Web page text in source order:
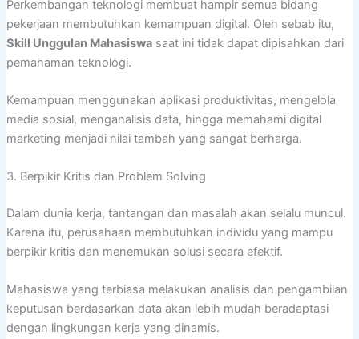
Perkembangan teknologi membuat hampir semua bidang
pekerjaan membutuhkan kemampuan digital. Oleh sebab itu,
Skill Unggulan Mahasiswasaat ini tidak dapat dipisahkan dari
pemahaman teknologi.
Kemampuan menggunakan aplikasi produktivitas, mengelola
media sosial, menganalisis data, hingga memahami digital
marketing menjadi nilai tambah yang sangat berharga.
3. Berpikir Kritis dan Problem Solving
Dalam dunia kerja, tantangan dan masalah akan selalu muncul.
Karena itu, perusahaan membutuhkan individu yang mampu
berpikir kritis dan menemukan solusi secara efektif.
Mahasiswa yang terbiasa melakukan analisis dan pengambilan
keputusan berdasarkan data akan lebih mudah beradaptasi
dengan lingkungan kerja yang dinamis.